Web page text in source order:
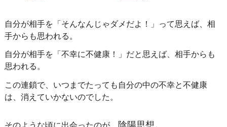
自分が相手を「そんなんじゃダメだよ！」って思えば、相
手からも思われる。
自分が相手を「不幸に不健康！」だと思えば、相手からも
思われる。
この連鎖で、いつまでたっても自分の中の不幸と不健康
は、消えていかないのでした。
そのような頃に出会ったのが、 陰陽思想。